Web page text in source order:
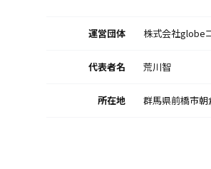
運営団体 株式会社globe
代表者名 荒川智
所在地 群馬県前橋市